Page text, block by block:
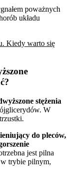
poważnych
układu
Kiedy warto się
stężenia
W
do pleców,
jest pilna
trybie pilnym,